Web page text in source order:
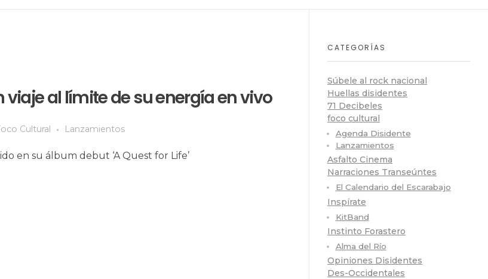
viaje al límite de su energía en vivo
Cultural Lanzamientos
en su álbum debut ‘A Quest for Life’
CATEGORÍAS
Súbele al rock nacional
Huellas disidentes
71 Decibeles
foco cultural
Agenda Disidente
Lanzamientos
Asfalto Cinema
Narraciones Transeúntes
El Calendario del Escarabajo
Inspírate
KitBand
Instinto Forastero
Alma del Río
Opiniones Disidentes
Des-Occidentales